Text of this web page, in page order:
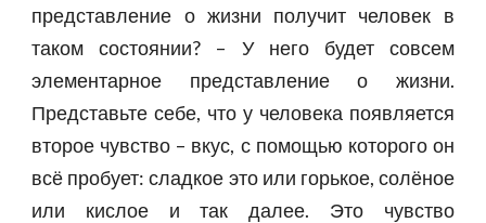
представление о жизни получит человек в
таком состоянии? – У него будет совсем
элементарное представление о жизни.
Представьте себе, что у человека появляется
второе чувство – вкус, с помощью которого он
всё пробует: сладкое это или горькое, солёное
или кислое и так далее. Это чувство